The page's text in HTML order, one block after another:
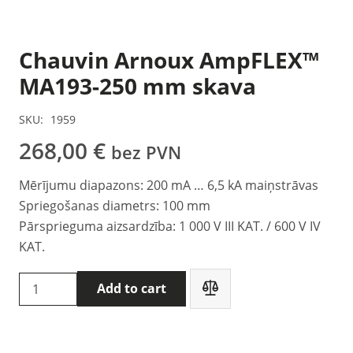
Chauvin Arnoux AmpFLEX™
MA193-250 mm skava
SKU: 1959
268,00 € bez PVN
Mērījumu diapazons: 200 mA … 6,5 kA maiņstrāvas
Spriegošanas diametrs: 100 mm
Pārsprieguma aizsardzība: 1 000 V III KAT. / 600 V IV
KAT.
Chauvin
Arnoux
Add to cart